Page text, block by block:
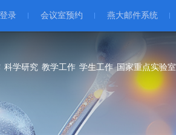
录 会议室预约 燕大邮件系统
科学研究 教学工作 学生工作 国家重点实验室